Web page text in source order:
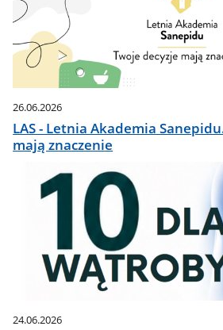
26.06.2026
LAS - Letnia Akademia
mają znaczenie
24.06.2026